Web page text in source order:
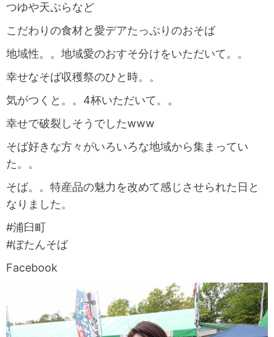
つゆや天ぷらなど
こだわりの食材と愛デアたっぷりのおそば
地域性。。地域愛のおすそ分けをいただいて。。
幸せなそば収穫祭のひと時。。
気がつくと。。4杯いただいて。。
幸せで破裂しそうでしたwww
そば好きな方々がいろいろな地域から集まってい
た。。
そば。。特産品の魅力を改めて感じさせられた日と
なりました。
#浦臼町
#ぼたんそば
Facebook